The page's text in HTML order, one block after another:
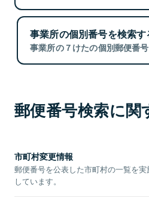
事業所の個別番号を検索す
事業所の７けたの個別郵便番号
郵便番号検索に関
市町村変更情報
郵便番号を公表した市町村の一覧を
しています。